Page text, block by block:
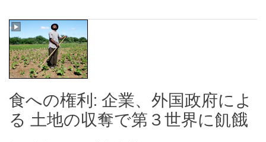
食への権利: 企業、外国政府によ
る 土地の収奪で第３世界に飢餓